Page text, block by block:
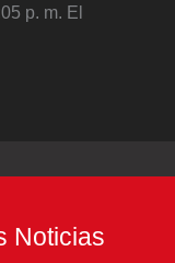
p. m. El
Noticias